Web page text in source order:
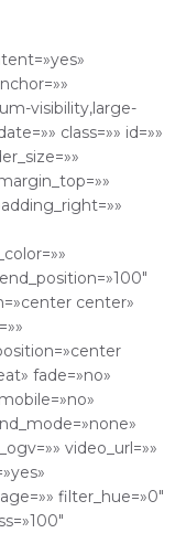
visibility,large-
class=»» id=»»
center»
fade=»no»
video_url=»»
filter_hue=»0″